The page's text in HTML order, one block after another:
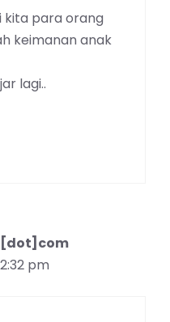
kita para orang
keimanan anak
lagi..
pm